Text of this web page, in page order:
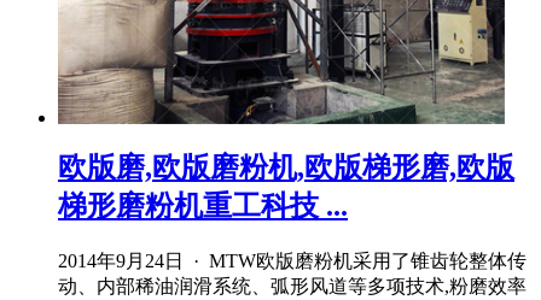
欧版磨,欧版磨粉机,欧版梯形磨,欧版
梯形磨粉机重工科技 ...
2014年9月24日 · MTW欧版磨粉机采用了锥齿轮整体传
动、内部稀油润滑系统、弧形风道等多项技术,粉磨效率